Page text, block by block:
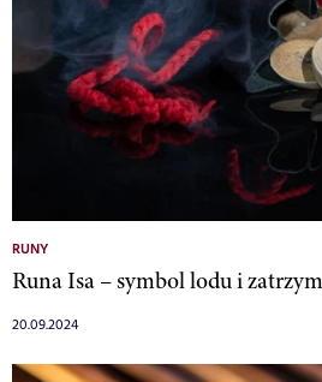
RUNY
Runa Isa – symbol lodu i
20.09.2024